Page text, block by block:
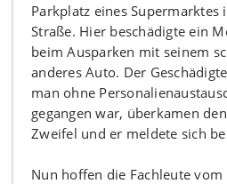
Parkplatz eines Supermarktes
Straße. Hier beschädigte ein
beim Ausparken mit seinem
anderes Auto. Der
man ohne
gegangen war, überkamen
Zweifel und er meldete sich
Nun hoffen die Fachleute vom